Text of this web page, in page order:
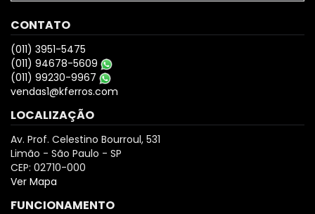
CONTATO
(011) 3951-5475
(011) 94678-5609
(011) 99230-9967
vendas1@kferros.com
LOCALIZAÇÃO
Av. Prof. Celestino Bourroul, 531
Limão - São Paulo - SP
CEP: 02710-000
Ver Mapa
FUNCIONAMENTO